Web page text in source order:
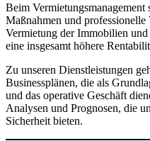
Beim
Maßnahmen und
Vermietung der Immobilien
eine insgesamt höhere
Zu unseren Dienstleistungen
Businessplänen, die als
und das operative Geschäft
Analysen und Prognosen, die
Sicherheit bieten.